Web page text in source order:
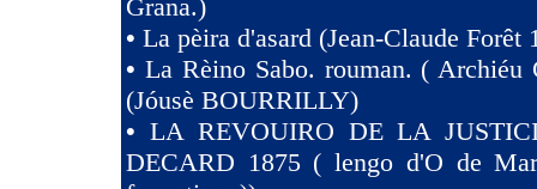
Grana.)
• La pèira d'asard (Jean-Claude Forêt
• La Rèino Sabo. rouman. ( Archiéu
(Jóusè BOURRILLY)
• LA REVOUIRO DE LA
DECARD 1875 ( lengo d'O de